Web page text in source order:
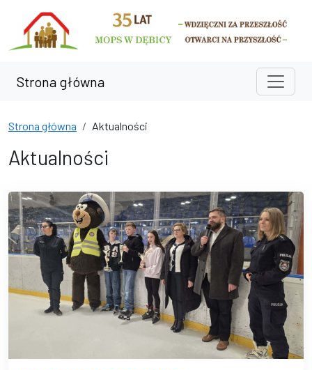
Przejdź do treści
Przejdź do wyszukiwarki
Strona główna
Strona główna Aktualności
Aktualności